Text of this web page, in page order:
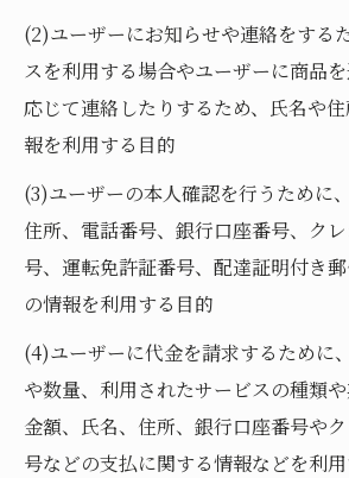
(2)ユーザーにお知らせや連絡をする
スを利用する場合やユーザーに商品
応じて連絡したりするため、氏名や
報を利用する目的
(3)ユーザーの本人確認を行うために
住所、電話番号、銀行口座番号、ク
号、運転免許証番号、配達証明付き
の情報を利用する目的
(4)ユーザーに代金を請求するために
や数量、利用されたサービスの種類
金額、氏名、住所、銀行口座番号や
号などの支払に関する情報などを利